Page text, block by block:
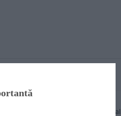
reprezenta o problema, in special